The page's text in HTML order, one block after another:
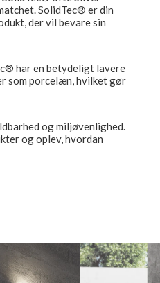
SolidTec® er din
der vil bevare sin
har en betydeligt lavere
som porcelæn, hvilket gør
og miljøvenlighed.
og oplev, hvordan